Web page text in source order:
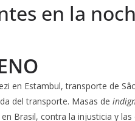
en la
en Estambul, transporte de
del transporte. Masas de
Brasil, contra la injusticia y las